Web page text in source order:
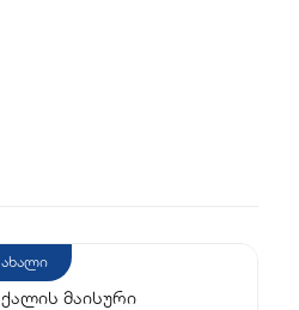
ახალი
ქალის მაისური